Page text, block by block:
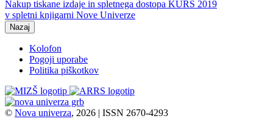
Nakup tiskane izdaje in spletnega dostopa KURS 2019
v spletni knjigarni Nove Univerze
Nazaj
Kolofon
Pogoji uporabe
Politika piškotkov
© Nova univerza, 2026 | ISSN 2670-4293